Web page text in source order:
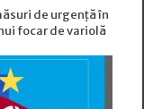
de urgență în
focar de variolă